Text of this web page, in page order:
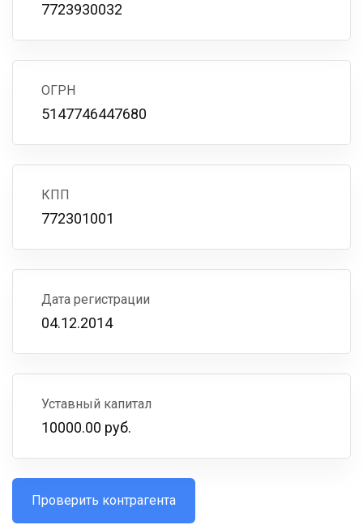
7723930032
ОГРН
5147746447680
КПП
772301001
Дата регистрации
04.12.2014
Уставный капитал
10000.00 руб.
Проверить контрагента